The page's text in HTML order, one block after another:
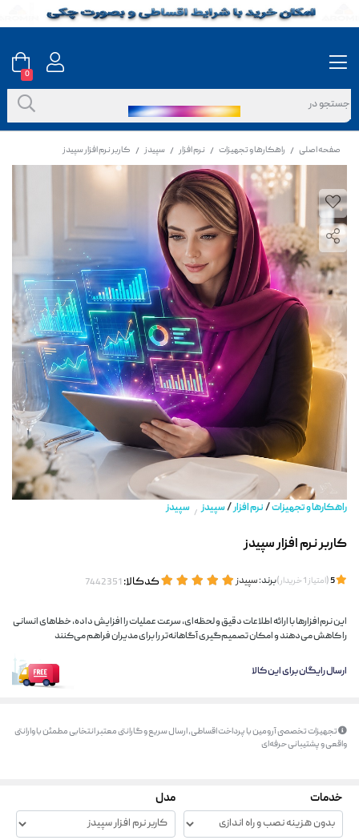
صفحه اصلی / راهکارها و تجهیزات / نرم افزار / سپیدز / کاربر نرم افزار سپیدز
راهکارها و تجهیزات/نرم افزار/سپیدز / سپیدز
کاربر نرم افزار سپیدز
(امتیاز1خریدار)برند:سپیدز کدکالا:
این نرم‌افزارها با ارائه اطلاعات دقیق و لحظه‌ای، سرعت عملیات را افزایش داده، خطاهای انسانی
را کاهش می‌دهند و امکان تصمیم‌گیری آگاهانه‌تر را برای مدیران فراهم می‌کنند
ارسال رایگان برای این کالا
تجهیزات تخصصی آرومین با پرداخت اقساطی، ارسال سریع و گارانتی معتبر انتخابی مطمئن با وارانتی
واقعی و پشتیبانی حرفه‌ای
خدمات مدل
0